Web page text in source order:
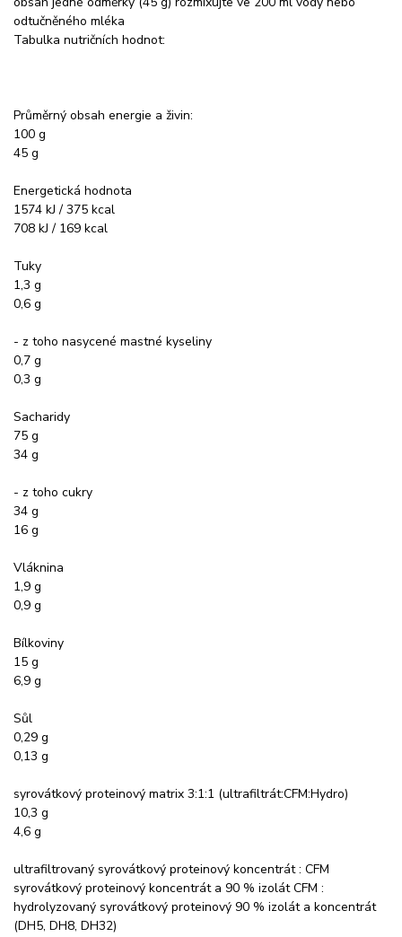
odtučněného mléka
Tabulka nutričních hodnot:
Průměrný obsah energie a živin:
100 g
45 g
Energetická hodnota
1574 kJ / 375 kcal
708 kJ / 169 kcal
Tuky
1,3 g
0,6 g
- z toho nasycené mastné kyseliny
0,7 g
0,3 g
Sacharidy
75 g
34 g
- z toho cukry
34 g
16 g
Vláknina
1,9 g
0,9 g
Bílkoviny
15 g
6,9 g
Sůl
0,29 g
0,13 g
syrovátkový proteinový matrix 3:1:1 (ultrafiltrát:CFM:Hydro)
10,3 g
4,6 g
ultrafiltrovaný syrovátkový proteinový koncentrát : CFM
syrovátkový proteinový koncentrát a 90 % izolát CFM :
hydrolyzovaný syrovátkový proteinový 90 % izolát a koncentrát
(DH5, DH8, DH32)